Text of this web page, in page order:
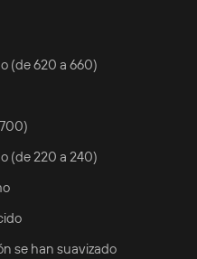
(de 620 a 660)
(de 220 a 240)
se han suavizado